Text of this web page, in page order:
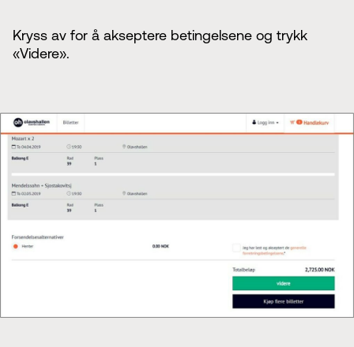
Kryss av for å akseptere betingelsene og trykk
«Videre».